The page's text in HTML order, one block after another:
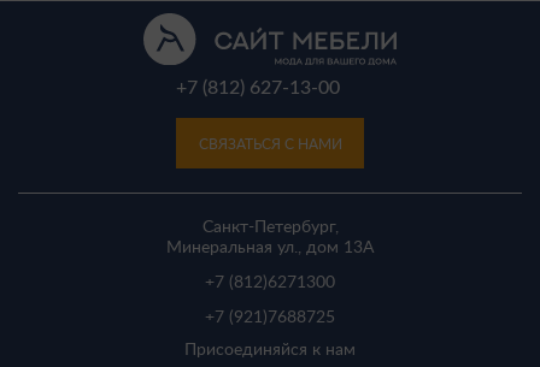
+7 (812) 627-13-00
СВЯЗАТЬСЯ С НАМИ
Санкт-Петербург,
Минеральная ул., дом 13A
+7 (812)6271300
+7 (921) 7688725
Присоединяйся к нам